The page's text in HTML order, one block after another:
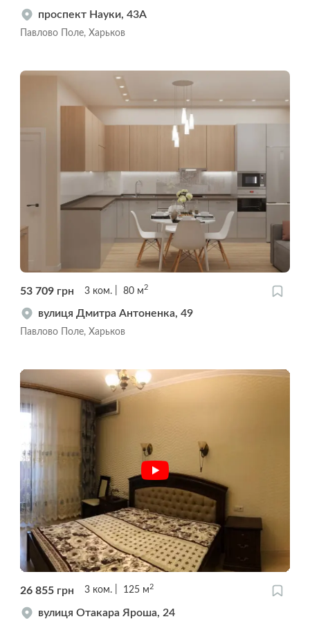
проспект Науки, 43A
Павлово Поле, Харьков
53 709 грн 3 ком. 80 м2
вулиця Дмитра Антоненка, 49
Павлово Поле, Харьков
26 855 грн 3 ком. 125 м 2
вулиця Отакара Яроша, 24